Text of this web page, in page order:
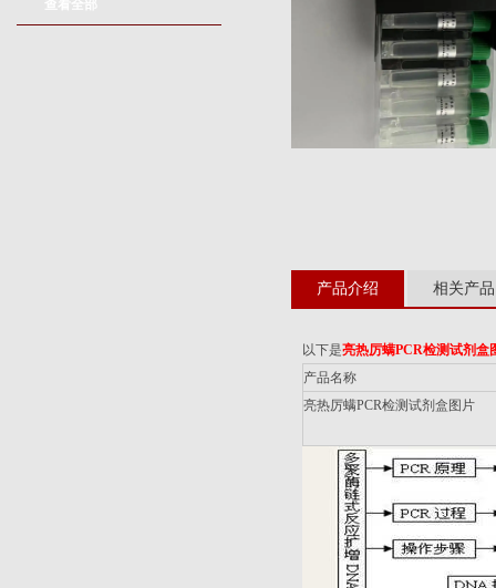
查看全部
产品介绍 相关产品
以下是亮热厉螨PCR检测试剂盒
产品名称
亮热厉螨PCR检测试剂盒图片